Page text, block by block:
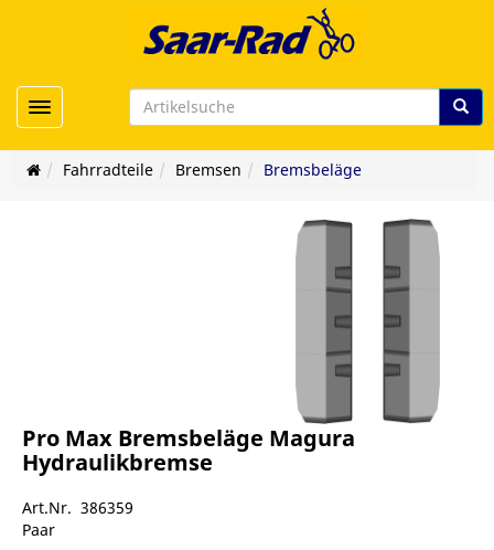
Toggle navigation
Fahrradteile Bremsen Bremsbeläge
Pro Max Bremsbeläge Magura
Hydraulikbremse
Art.Nr. 386359
Paar